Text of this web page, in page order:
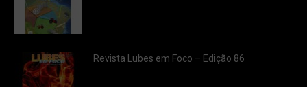
Revista Lubes em Foco – Edição 86